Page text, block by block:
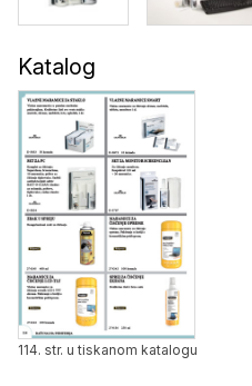
Katalog
114. str. u tiskanom katalogu